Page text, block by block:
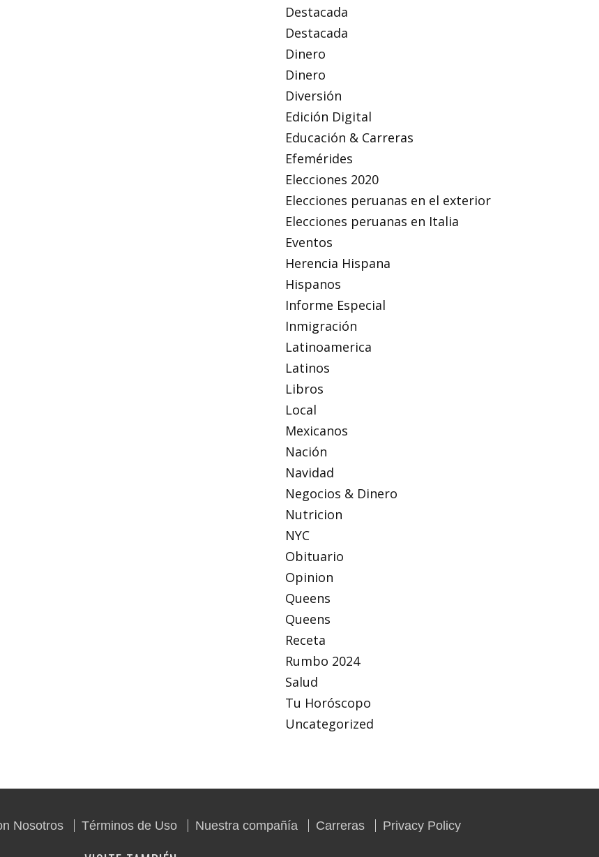
Destacada
Destacada
Dinero
Dinero
Diversión
Edición Digital
Educación & Carreras
Efemérides
Elecciones 2020
Elecciones peruanas en el exterior
Elecciones peruanas en Italia
Eventos
Herencia Hispana
Hispanos
Informe Especial
Inmigración
Latinoamerica
Latinos
Libros
Local
Mexicanos
Nación
Navidad
Negocios & Dinero
Nutricion
NYC
Obituario
Opinion
Queens
Queens
Receta
Rumbo 2024
Salud
Tu Horóscopo
Uncategorized
Nosotros Términos de Uso Nuestra compañía Carreras Privacy Policy